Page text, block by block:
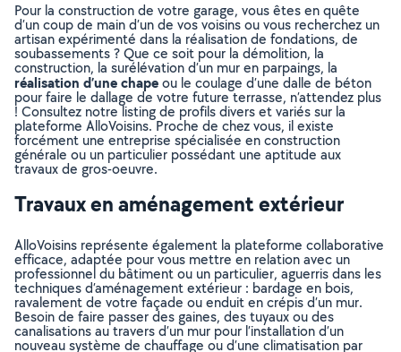
Pour la construction de votre garage, vous êtes en quête
d’un coup de main d’un de vos voisins ou vous recherchez un
artisan expérimenté dans la réalisation de fondations, de
soubassements ? Que ce soit pour la démolition, la
construction, la surélévation d’un mur en parpaings, la
réalisation d’une chapeou le coulage d’une dalle de béton
pour faire le dallage de votre future terrasse, n’attendez plus
! Consultez notre listing de profils divers et variés sur la
plateforme AlloVoisins. Proche de chez vous, il existe
forcément une entreprise spécialisée en construction
générale ou un particulier possédant une aptitude aux
travaux de gros-oeuvre.
Travaux en aménagement extérieur
AlloVoisins représente également la plateforme collaborative
efficace, adaptée pour vous mettre en relation avec un
professionnel du bâtiment ou un particulier, aguerris dans les
techniques d’aménagement extérieur : bardage en bois,
ravalement de votre façade ou enduit en crépis d’un mur.
Besoin de faire passer des gaines, des tuyaux ou des
canalisations au travers d’un mur pour l’installation d’un
nouveau système de chauffage ou d’une climatisation par